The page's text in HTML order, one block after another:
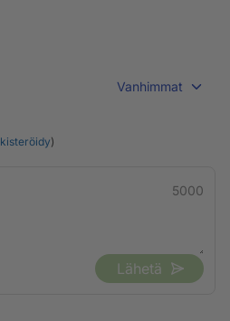
Vanhimmat
)
5000
Lähetä